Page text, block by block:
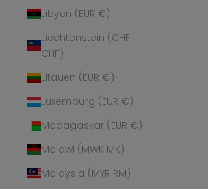
Libyen (EUR €)
Liechtenstein (CHF
CHF)
Litauen (EUR €)
Luxemburg (EUR €)
Madagaskar (EUR €)
Malawi (MWK MK)
Malaysia (MYR RM)